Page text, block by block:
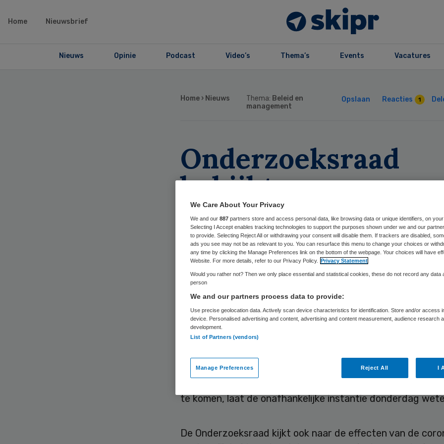
Home Nieuwsbrief
Nieuws Opinie Podcast Video’s Thema’s Events Vacatures
Home › Nieuws Thema: Beleid en
management
Opslaan Reacties 1
Onderzoeksraad
bekijkt
kabinetsaanpak
coronacrisis
De Onderzoeksraad voor Veiligheid (OVV) gaat
Nederlandse overheid en andere betrokken partijen de
pandemie, de crisisbeheersing, de getroffen maatregelen
te komen, laat de onafhankelijke instantie donderdag
De Onderzoeksraad kijkt ook naar de effecten van de
We Care About Your Privacy
We and our 887 partners store and access personal data, like browsing data or unique identifiers, on your
Selecting I Accept enables tracking technologies to support the purposes shown under we and our
to provide. Selecting Reject All or withdrawing your consent will disable them. If trackers are disabled,
ads you see may not be as relevant to you. You can resurface this menu to change your choices or
any time by clicking the Manage Preferences link on the bottom of the webpage. Your choices will have
Website. For more details, refer to our Privacy Policy. Privacy Statement
Would you rather not? Then we only place essential and statistical cookies, these do not record any data
person
We and our partners process data to provide:
Use precise geolocation data. Actively scan device characteristics for identification. Store and/or access
device. Personalised advertising and content, advertising and content measurement, audience research
development.
List of Partners (vendors)
Manage Preferences Reject All I